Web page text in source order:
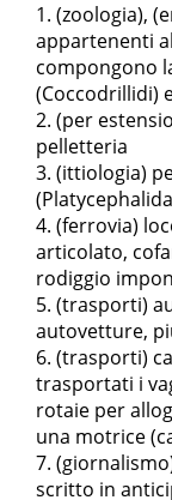
(zoologia),
appartenenti
compongono
(Coccodrillidi)
(per
pelletteria
(ittiologia)
(ferrovia)
articolato,
rodiggio
(trasporti)
autovetture,
(trasporti)
trasportati i
rotaie per
una motrice
scritto in